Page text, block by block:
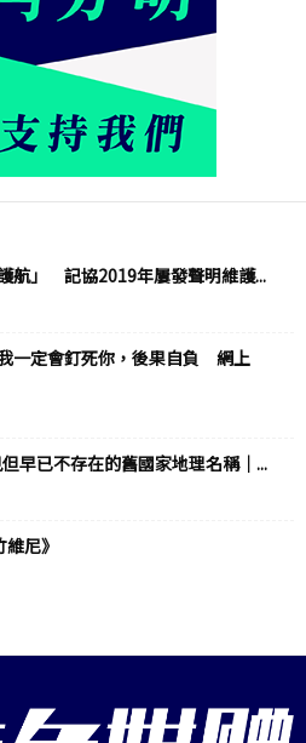
航」 記協2019年屢發聲明維護...
一定會釘死你，後果自負 網上
早已不存在的舊國家地理名稱｜...
尼》